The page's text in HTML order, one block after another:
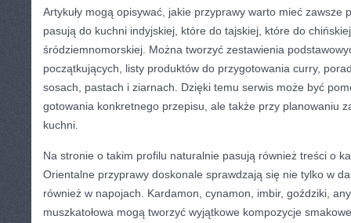
Artykuły mogą opisywać, jakie przyprawy warto mieć zawsze
pasują do kuchni indyjskiej, które do tajskiej, które do
śródziemnomorskiej. Można tworzyć zestawienia
początkujących, listy produktów do przygotowania curry,
sosach, pastach i ziarnach. Dzięki temu serwis może być
gotowania konkretnego przepisu, ale także przy planowaniu
kuchni.
Na stronie o takim profilu naturalnie pasują również treści o
Orientalne przyprawy doskonale sprawdzają się nie tylko w
również w napojach. Kardamon, cynamon, imbir, goździki,
muszkatołowa mogą tworzyć wyjątkowe kompozycje